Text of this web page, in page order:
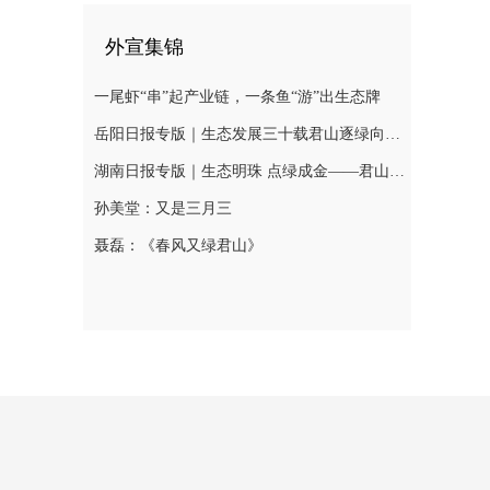
外宣集锦
一尾虾“串”起产业链，一条鱼“游”出生态牌
岳阳日报专版｜生态发展三十载君山逐绿向未来
湖南日报专版｜生态明珠 点绿成金——君山区绘就生态优先高质量发展新图景
孙美堂：又是三月三
聂磊：《春风又绿君山》